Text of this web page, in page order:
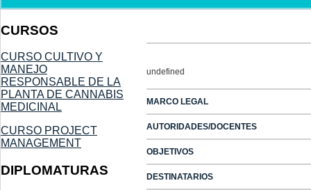
CURSOS
CURSO CULTIVO Y
MANEJO
RESPONSABLE DE LA
PLANTA DE CANNABIS
MEDICINAL
CURSO PROJECT
MANAGEMENT
DIPLOMATURAS
undefined
MARCO LEGAL
AUTORIDADES/DOCENTES
OBJETIVOS
DESTINATARIOS